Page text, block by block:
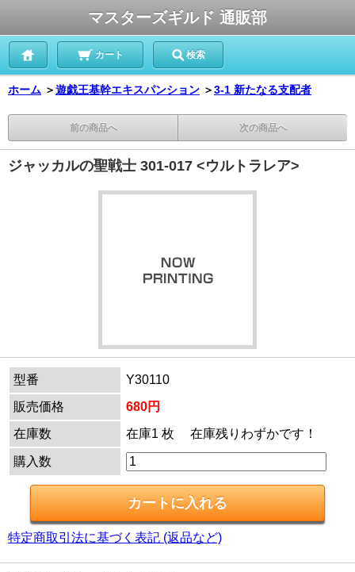
マスターズギルド 通販部
カート 検索
ホーム ＞遊戯王基幹エキスパンション ＞3-1 新たなる支配者
前の商品へ 次の商品へ
ジャッカルの聖戦士 301-017 <ウルトラレア>
型番
Y30110
販売価格
680円
在庫数
在庫1 枚 在庫残りわずかです！
購入数
特定商取引法に基づく表記 (返品など)